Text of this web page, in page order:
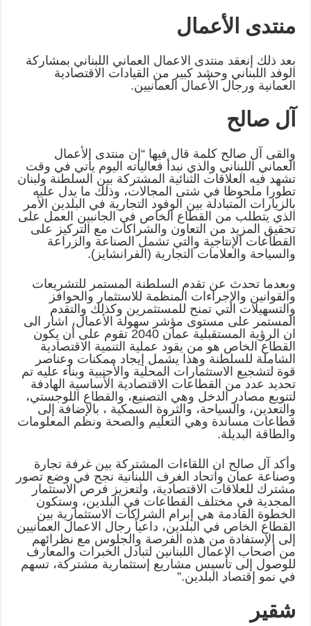
منتدى الأعمال
بعد ذلك إنعقد منتدى الاعمال العماني اللبناني بمشاركة
الوفد اللبناني وحشد كبير ‏من القيادات الاقتصادية
العمانية ورجال الأعمال العمانيين‎.‎
آل صالح
والقى آل صالح كلمة قال فيها “إن منتدى الأعمال
العماني اللبناني والذي نبدأ ‏فعالياته اليوم يأتي في وقت
تشهد فيه العلاقات الثنائية المشتركة بين السلطنة ولبنان
‏تطورا ملحوظا في شتى المجالات، وذلك ما يدل عليه
بالزيارات المتبادلة بين ‏الوفود التجارية في البلدين الأمر
الذي يتطلب من القطاع الخاص في الجانبين العمل ‏على
تحقيق المزيد من التعاون والشراكات مع التركيز على
القطاعات الإنتاجية ‏والتي تشمل الصناعة والزراعة
والسياحة والعلامات التجارية (الفرانشايز‎).‎
وبعدما تحدث عن تقدم السلطنة المستمر للتشريعات
والقوانين والإجراءات المنظمة ‏للاستثمار والحوافز
والتسهيلات التي تمنح للمستثمرين وكذلك والتقدم
المستمر على ‏مستوى مؤشر سهولة الأعمال، اشار الى
ان الرؤية المستقبلية عمان 2040 تقوم ‏على أن يكون
القطاع الخاص هو من يقود عملية التنمية الاقتصادية
الشاملة ‏للسلطنة وهذا يشمل إيجاد ممكنات وعناصر
قوة لتشجيع الاستثمارات المحلية ‏والأجنبية وبناء عليه تم
تحديد عدد من القطاعات الاقتصادية الأساسية الهادفة
‏لتنويع مصادر الدخل وهي التصنيع، والقطاع اللوجستي،
والتعدين، والسياحة، ‏والثروة السمكية ، بالإضافة إلى
قطاعات مساندة وهي التعليم والصحة ونظم ‏المعلومات
والطاقة البديلة‎.‎
وأكد آل صالح ان اللقاءات المشتركة بين غرفة تجارة
وصناعة عمان واتحاد ‏الغرف اللبنانية نجح في وضع تصور
مشترك للعلاقات الاقتصادية، ولتعزيز فرص ‏الاستثمار
المجدية في مختلف القطاعات في البلدين، وستكون
الخطوة القادمة هي ‏إبرام الشراكات الاستثمارية بين
القطاع الخاص في البلدين، داعياً رجال الاعمال ‏العمانيين
إلى الإستفادة من هذه الفرصة والجلوس مع نظرائهم
من أصحاب الاعمال ‏اللبنانين لتبادل الخبرات والمعارف
للوصول إلى تأسيس مشاريع إستثمارية ‏مشتركة، تسهم
في نمو إقتصاد البلدين‎”.‎
شقير